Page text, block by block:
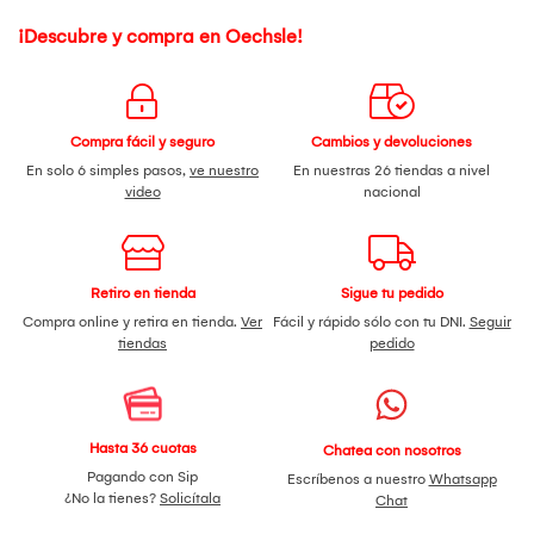
¡Descubre y compra en Oechsle!
Compra fácil y seguro
En solo 6 simples pasos, ve nuestro
video
Cambios y devoluciones
En nuestras 26 tiendas a nivel
nacional
Retiro en tienda
Compra online y retira en tienda. Ver
tiendas
Sigue tu pedido
Fácil y rápido sólo con tu DNI. Seguir
pedido
Hasta 36 cuotas
Pagando con Sip
¿No la tienes? Solicítala
Chatea con nosotros
Escríbenos a nuestro Whatsapp
Chat